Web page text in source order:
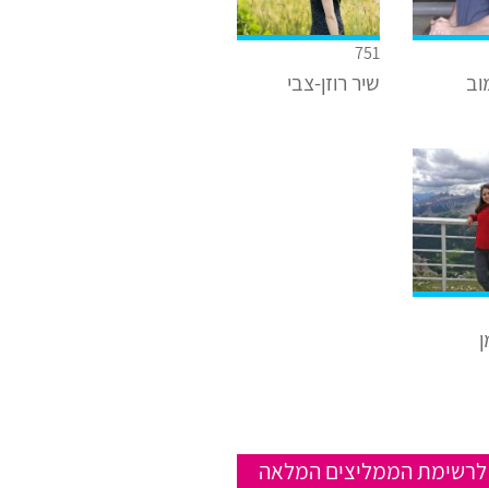
751
שיר רוזן-צבי
לרשימת הממליצים המלאה